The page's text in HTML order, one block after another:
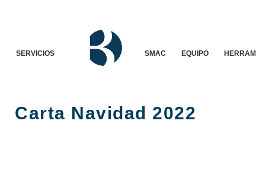
SERVICIOS SMAC EQUIPO
Carta Navidad 2022